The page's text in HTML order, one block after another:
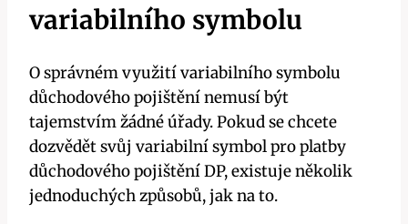
variabilního symbolu
O správném využití variabilního symbolu
důchodového pojištění nemusí být
tajemstvím žádné úřady. Pokud se chcete
dozvědět svůj variabilní symbol pro platby
důchodového pojištění DP, existuje několik
jednoduchých způsobů, jak na to.